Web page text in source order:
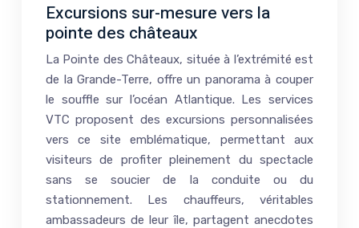
Excursions sur-mesure vers la
pointe des châteaux
La Pointe des Châteaux, située à l’extrémité est
de la Grande-Terre, offre un panorama à couper
le souffle sur l’océan Atlantique. Les services
VTC proposent des excursions personnalisées
vers ce site emblématique, permettant aux
visiteurs de profiter pleinement du spectacle
sans se soucier de la conduite ou du
stationnement. Les chauffeurs, véritables
ambassadeurs de leur île, partagent anecdotes